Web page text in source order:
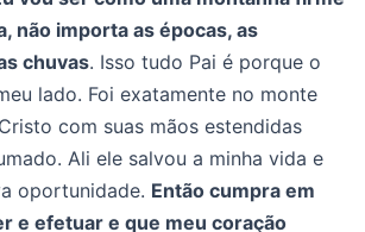
não importa as épocas, as
chuvas. Isso tudo Pai é porque o
lado. Foi exatamente no monte
com suas mãos estendidas
Ali ele salvou a minha vida e
oportunidade. Então cumpra em
e efetuar e que meu coração